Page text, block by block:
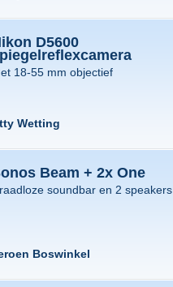
D5600
18-55 mm objectief
Wetting
Beam + 2x One
soundbar en 2 speakers
Boswinkel